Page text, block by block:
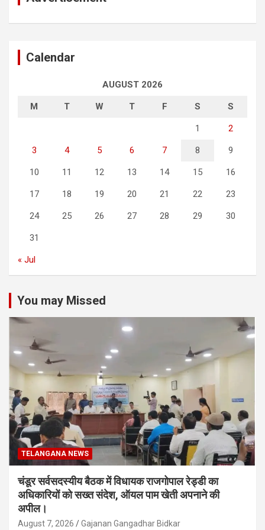
Calendar
AUGUST 2026
M T W T F S S
1 2
3 4 5 6 7 8 9
10 11 12 13 14 15 16
17 18 19 20 21 22 23
24 25 26 27 28 29 30
31
« Jul
You may Missed
TELANGANA NEWS
चंडूर सर्वसदस्यीय बैठक में विधायक राजगोपाल रेड्डी का
अधिकारियों को सख्त संदेश, ऑयल पाम खेती अपनाने की
अपील।
August 7, 2026 Gajanan Gangadhar Bidkar